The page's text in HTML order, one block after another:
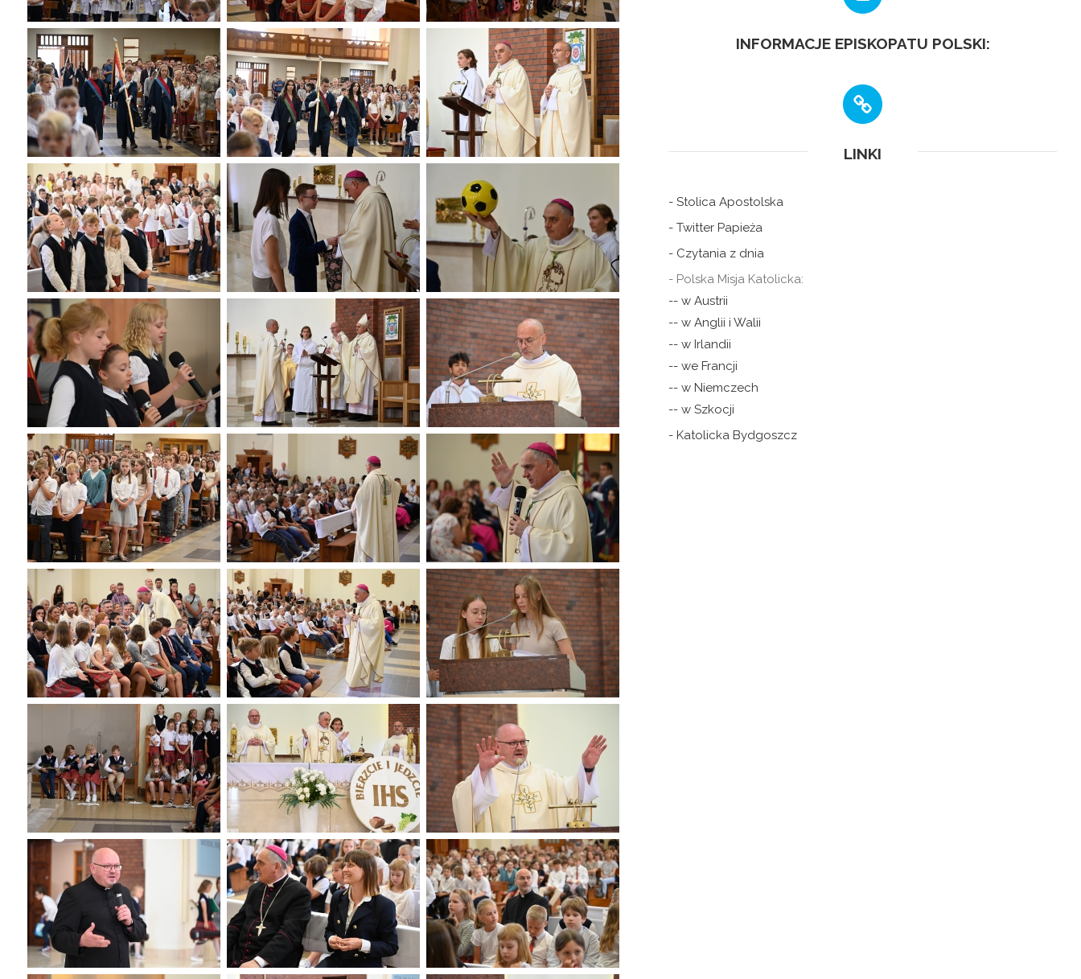
INFORMACJE EPISKOPATU POLSKI:
LINKI
- Stolica Apostolska
- Twitter Papieża
- Czytania z dnia
- Polska Misja Katolicka:
-- w Austrii
-- w Anglii i Walii
-- w Irlandii
-- we Francji
-- w Niemczech
-- w Szkocji
- Katolicka Bydgoszcz